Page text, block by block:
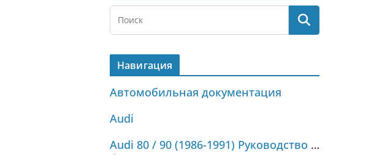
Навигация
Автомобильная документация
Audi
Audi 80 / 90 (1986-1991) Руководство по ремонту и техническому обслуживанию